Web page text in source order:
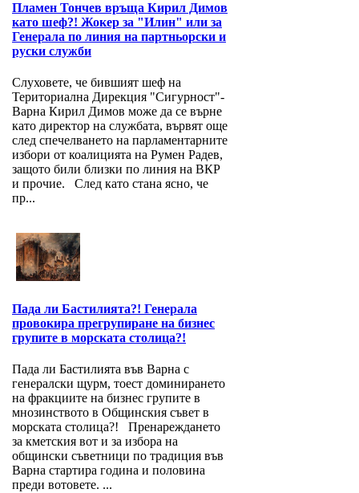
Пламен Тончев връща Кирил Димов
като шеф?! Жокер за "Илин" или за
Генерала по линия на партньорски и
руски служби
Слуховете, че бившият шеф на
Териториална Дирекция "Сигурност"-
Варна Кирил Димов може да се върне
като директор на службата, вървят още
след спечелването на парламентарните
избори от коалицията на Румен Радев,
защото били близки по линия на ВКР
и прочие. След като стана ясно, че
пр...
Пада ли Бастилията?! Генерала
провокира прегрупиране на бизнес
групите в морската столица?!
Пада ли Бастилията във Варна с
генералски щурм, тоест доминирането
на фракциите на бизнес групите в
мнозинството в Общинския съвет в
морската столица?! Пренареждането
за кметския вот и за избора на
общински съветници по традиция във
Варна стартира година и половина
преди вотовете. ...